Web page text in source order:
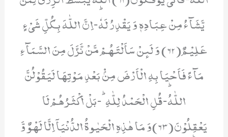
یَّشَآءُ مِنْ عِبَادِهٖ وَ یَقْدِرُ لَهٗؕ-اِنَّ اللّٰهَ بِكُلِّ شَیْءٍ
عَلِیْمٌ(62) وَ لَىٕنْ سَاَلْتَهُمْ مَّنْ نَّزَّلَ مِنَ السَّمَآءِ
مَآءً فَاَحْیَا بِهِ الْاَرْضَ مِنْۢ بَعْدِ مَوْتِهَا لَیَقُوْلُنَّ
اللّٰهُؕ-قُلِ الْحَمْدُ لِلّٰهِؕ-بَلْ اَكْثَرُهُمْ لَا
یَعْقِلُوْنَ(63)وَ مَا هٰذِهِ الْحَیٰوةُ الدُّنْیَاۤ اِلَّا لَهْوٌ وَّ